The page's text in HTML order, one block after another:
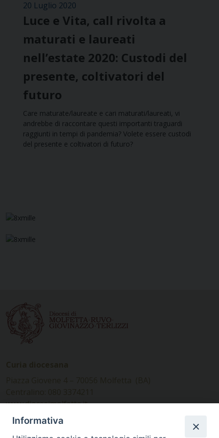
20 Luglio 2020
Luce e Vita, call rivolta a
maturati e laureati
nell’estate 2020: Custodi del
presente, coltivatori del
futuro
Care maturate/laureate e cari maturati/laureati, vi
andrebbe di raccontare questi importanti traguardi
raggiunti in tempi di pandemia? Volete essere custodi
del presente e coltivatori di futuro?
www.diocesimolfetta.it –
diocesimolfetta@pec.chiesacattolica.it
Informativa